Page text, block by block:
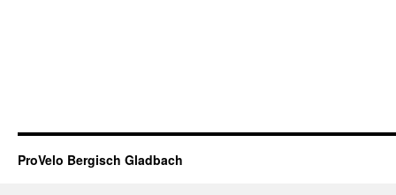
ProVelo Bergisch Gladbach